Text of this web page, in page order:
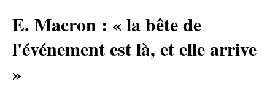
E. Macron : « la bête de
l'événement est là, et elle arrive
»